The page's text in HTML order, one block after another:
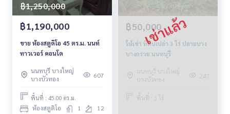
฿1,250,000
฿1,190,000
ขาย ห้องสตูดิโอ 45 ตร.ม. นนท์
ทาวเวอร์ คอนโด
นนทบุรี บางใหญ่
บางบัวทอง
607
พื้นที่ : 45.00 ตร.ม.
ห้องสตูดิโอ 1 12
฿50,000
ให้เช่า ที่ดินเปล่า 3 ไร่ ปลายบาง
บางกรวย นนทบุรี
นนทบุรี บางใหญ่
บางบัวทอง
247
พื้นที่ : 3 ไร่